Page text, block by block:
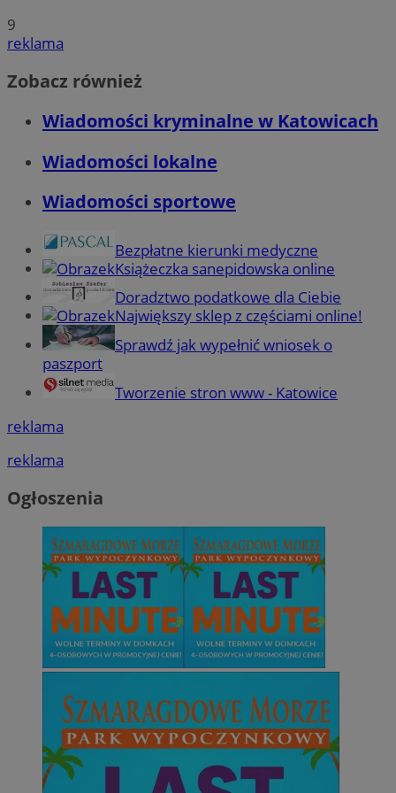
9
reklama
Zobacz również
Wiadomości kryminalne w Katowicach
Wiadomości lokalne
Wiadomości sportowe
Bezpłatne kierunki medyczne
Książeczka sanepidowska online
Doradztwo podatkowe dla Ciebie
Największy sklep z częściami online!
Sprawdź jak wypełnić wniosek o
paszport
Tworzenie stron www - Katowice
reklama
reklama
Ogłoszenia